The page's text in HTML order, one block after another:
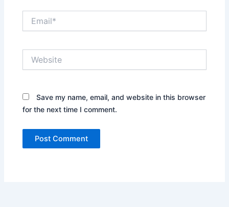
Save my name, email, and website in this browser
for the next time I comment.